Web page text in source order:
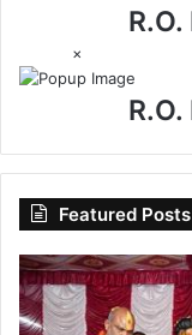
×
Featured Posts
अयोध्या
में
राम